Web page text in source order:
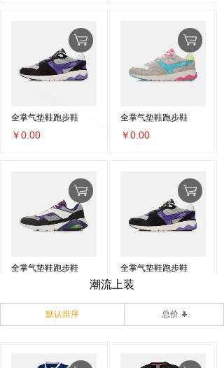
全掌气垫鞋跑步鞋
￥0.00
全掌气垫鞋跑步鞋
￥0.00
全掌气垫鞋跑步鞋 全掌气垫鞋跑步鞋
￥0.00
潮流上装
默认排序 总价